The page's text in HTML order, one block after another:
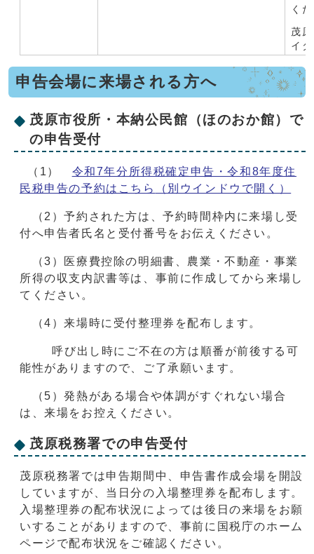
く
茂
イ
申告会場に来場される方へ
茂原市役所・本納公民館（ほのおか館）で
の申告受付
（1） 令和7年分所得税確定申告・令和8年度住
民税申告の予約はこちら
（別ウインドウで開く）
（2）予約された方は、予約時間枠内に来場し受
付へ申告者氏名と受付番号をお伝えください。
（3）医療費控除の明細書、農業・不動産・事業
所得の収支内訳書等は、事前に作成してから来場し
てください。
（4）来場時に受付整理券を配布します。
呼び出し時にご不在の方は順番が前後する可
能性がありますので、ご了承願います。
（5）発熱がある場合や体調がすぐれない場合
は、来場をお控えください。
茂原税務署での申告受付
茂原税務署では申告期間中、申告書作成会場を開設
していますが、当日分の入場整理券を配布します。
入場整理券の配布状況によっては後日の来場をお願
いすることがありますので、事前に国税庁のホーム
ページで配布状況をご確認ください。